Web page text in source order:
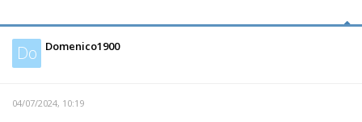
Do Domenico1900
04/07/2024, 10:19